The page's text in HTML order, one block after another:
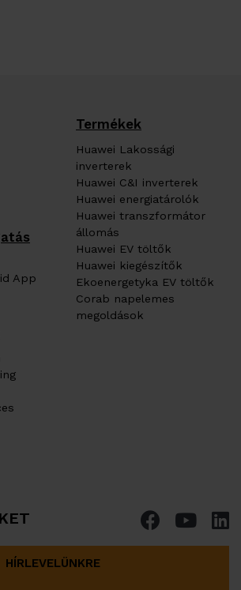
App
Termékek
Huawei Lakossági
inverterek
Huawei C&I inverterek
Huawei energiatárolók
Huawei transzformátor
állomás
Huawei EV töltők
Huawei kiegészítők
Ekoenergetyka EV töltők
Corab napelemes
megoldások
HÍRLEVELÜNKRE